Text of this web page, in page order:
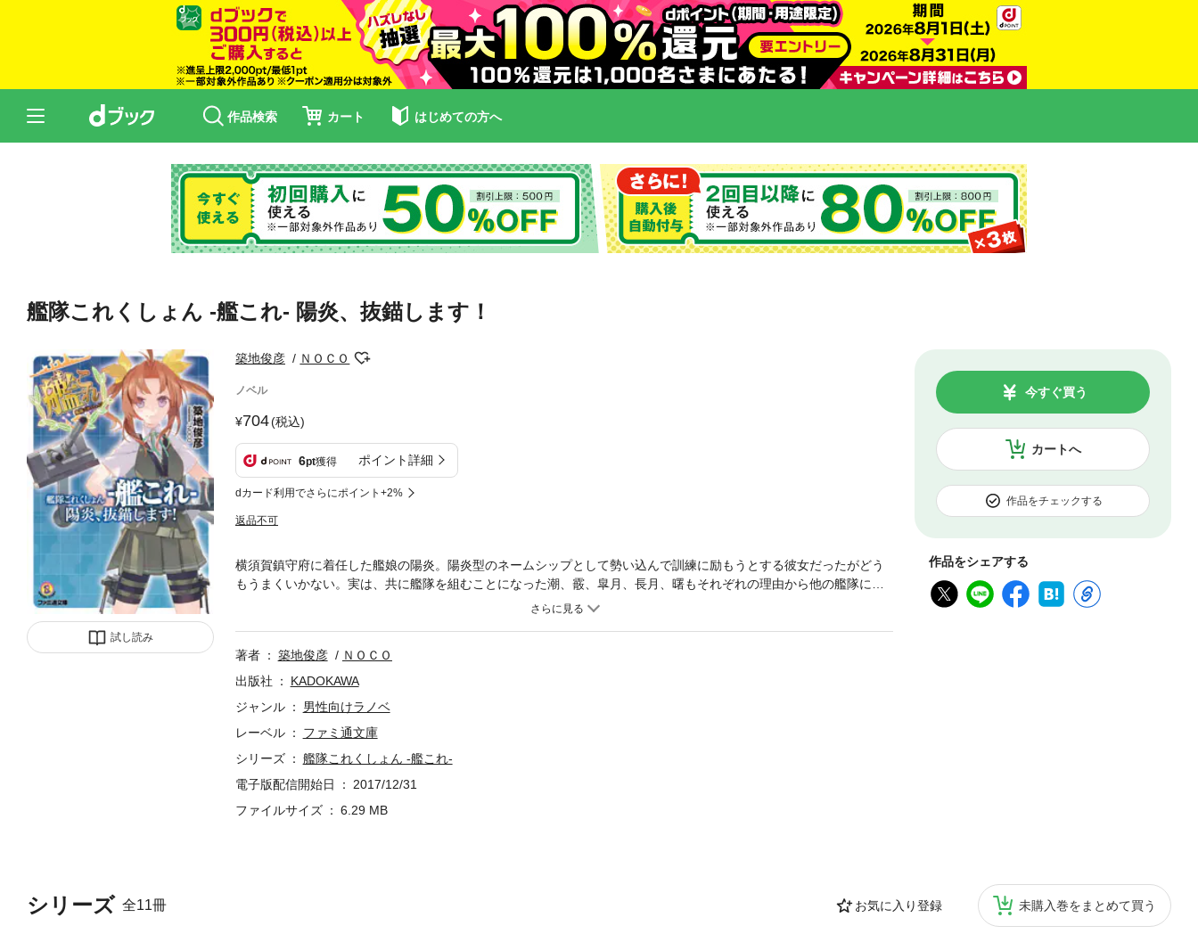
作品検索 カート はじめての方へ
艦隊これくしょん -艦これ- 陽炎、抜錨します！
試し読み
築地俊彦 ＮＯＣＯ
ノベル
704(税込)
6pt獲得 ポイント詳細
dカード利用でさらにポイント+2%
返品不可
カートへ
今すぐ買う
作品をチェックする
作品をシェアする
シリーズ 全11冊 お気に入り登録 未購入巻をまとめて買う
横須賀鎮守府に着任した艦娘の陽炎。陽炎型のネームシップとして勢い込んで訓練に励もうとする彼女だったがどう
もうまくいかない。実は、共に艦隊を組むことになった潮、霰、皐月、長月、曙もそれぞれの理由から他の艦隊に加
わることができず、あぶれた艦娘たちだった！ そんな艦隊に、着任が遅れ最後に加わる羽目になってしまった陽炎
著者
築地俊彦
ＮＯＣＯ
出版社
KADOKAWA
ジャンル
男性向けラノベ
レーベル
ファミ通文庫
シリーズ
艦隊これくしょん -艦これ-
電子版配信開始日
2017/12/31
ファイルサイズ
6.29 MB